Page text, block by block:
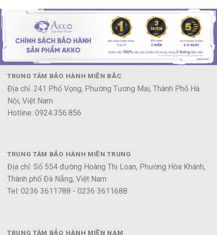
TRUNG TÂM BẢO HÀNH MIỀN BẮC
Địa chỉ: 241 Phố Vọng, Phường Tương Mai, Thành Phố Hà
Nội, Việt Nam
Hotline: 0924.356.856
TRUNG TÂM BẢO HÀNH MIỀN TRUNG
Địa chỉ: Số 554 đường Hoàng Thị Loan, Phường Hòa Khánh,
Thành phố Đà Nẵng, Việt Nam
Tel: 0236 3611788 - 0236 3611688
TRUNG TÂM BẢO HÀNH MIỀN NAM